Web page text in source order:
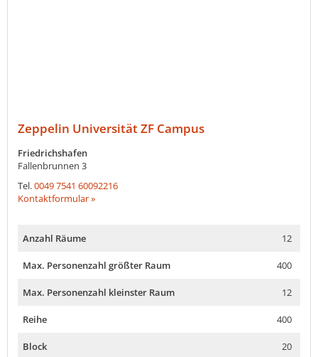
Zeppelin Universität ZF Campus
Friedrichshafen
Fallenbrunnen 3
Tel.0049 7541 60092216
Kontaktformular »
Anzahl Räume 12
Max. Personenzahl größter Raum 400
Max. Personenzahl kleinster Raum 12
Reihe 400
Block 20